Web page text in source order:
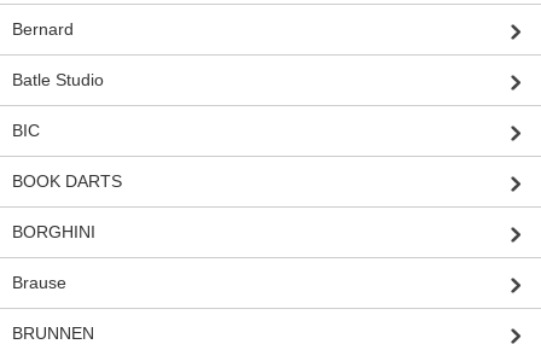
Bernard
Batle Studio
BIC
BOOK DARTS
BORGHINI
Brause
BRUNNEN